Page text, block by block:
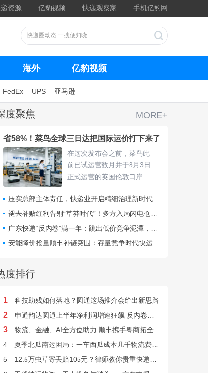
资源 亿豹视频 快递观察家 手机亿豹网
海外 亿豹视频
FedEx UPS 亚马逊
MORE+
度聚焦
省58%！菜鸟全球三日达把国际运价打下来了
在这次发布会之前，菜鸟此
前已试运营数月并于8月3日
正式运营的英国伦敦口岸
清关、查验、末端派送收拢
进同一套体系，包裹落地后
最快24小时完成末端派送。
压实总部主体责任，快递业开启精细治理新时代
度排行
1 科技助残如何落地？圆通这场推介会给出新思路
2 申通韵达圆通上半年净利润增速狂飙 反内卷效果显现
3
物流、金融、AI全方位助力 顺丰携手粤商拓全球市场
4
夏季北瓜南运困局：一车西瓜成本几千物流费上万谁来解？
5
12.5万虫草寄丢赔105元？律师教你贵重快递丢失如何维权